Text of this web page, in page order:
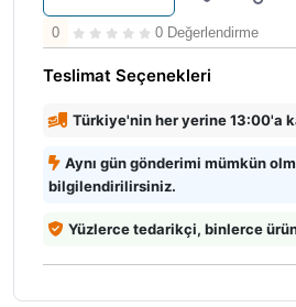
0 0 Değerlendirme
Teslimat Seçenekleri
Türkiye'nin her yerine 13:00'a
Aynı gün gönderimi mümkün
bilgilendirilirsiniz.
Yüzlerce tedarikçi, binlerce